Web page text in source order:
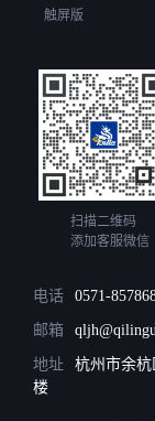
触屏版
扫描二维码
添加客服微信
电话 0571-
邮箱
地址
杭州市余
楼